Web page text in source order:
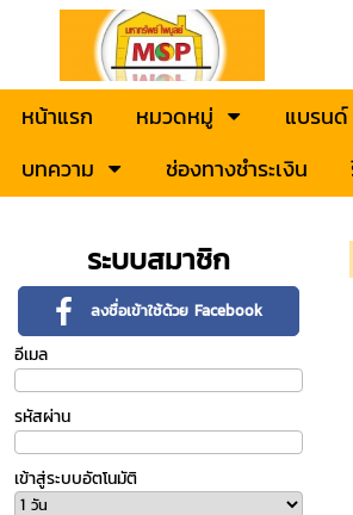
หน้าแรก หมวดหมู่ แบรนด์
บทความ
ช่องทางชำระเงิน
ระบบสมาชิก
ลงชื่อเข้าใช้ด้วย Facebook
อีเมล
รหัสผ่าน
เข้าสู่ระบบอัตโนมัติ